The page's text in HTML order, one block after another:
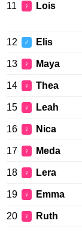
11 ♀ Lois
12 ♂ Elis
13 ♀ Maya
14 ♀ Thea
15 ♀ Leah
16 ♀ Nica
17 ♀ Meda
18 ♀ Lera
19 ♀ Emma
20 ♀ Ruth